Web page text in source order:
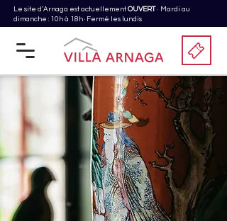
Le site d'Arnaga est actuellement OUVERT· Mardi au
dimanche : 10h à 18h · Fermé les lundis